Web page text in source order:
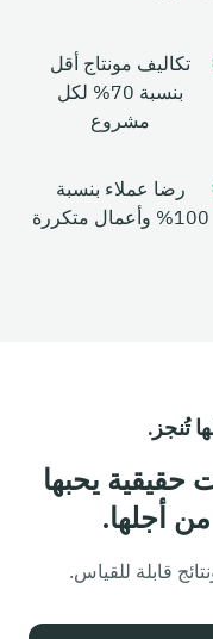
تكاليف مونتاج أقل
بنسبة 70% لكل
مشروع
رضا عملاء بنسبة
100% وأعمال متكررة
تُنجز.
يحبها
أجلها.
قابلة للقياس.